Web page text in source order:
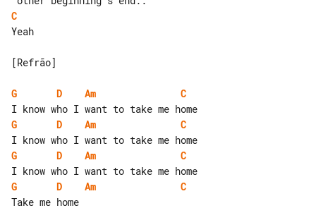
C
Yeah
[Refrão]
G D Am
C
G
D Am
C
G
D Am
C
G
D Am
C
Take me home